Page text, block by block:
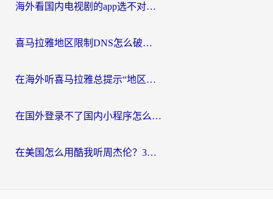
海外看国内电视剧的app选不对？这份回国加速器避坑指南帮你流畅追剧
喜马拉雅地区限制DNS怎么破？海外党听国内音乐听书的终极解决方案
在海外听喜马拉雅总提示“地区限制”？3步轻松解除+听国内音乐全攻略
在国外登录不了国内小程序怎么办？选对回国加速器，轻松解锁国内资源
在美国怎么用酷我听周杰伦？3步搞定海外听歌难题